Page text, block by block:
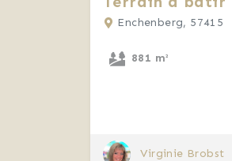
Enchenberg, 57415
881 m²
Virginie Brobst